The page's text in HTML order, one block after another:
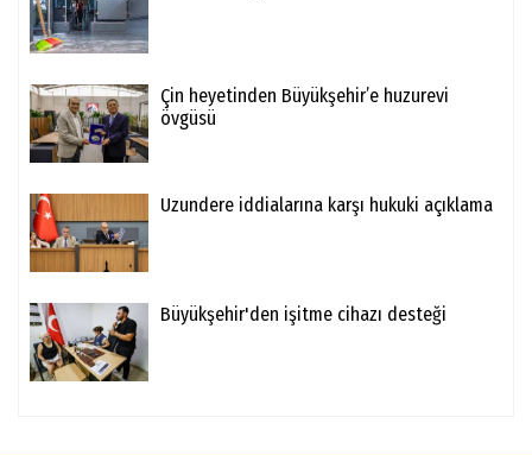
Çin heyetinden Büyükşehir’e huzurevi
övgüsü
Uzundere iddialarına karşı hukuki açıklama
Büyükşehir'den işitme cihazı desteği